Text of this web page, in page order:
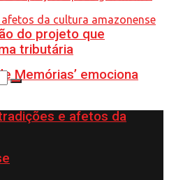
Memórias’ emociona
e afetos da
do projeto que
tributária